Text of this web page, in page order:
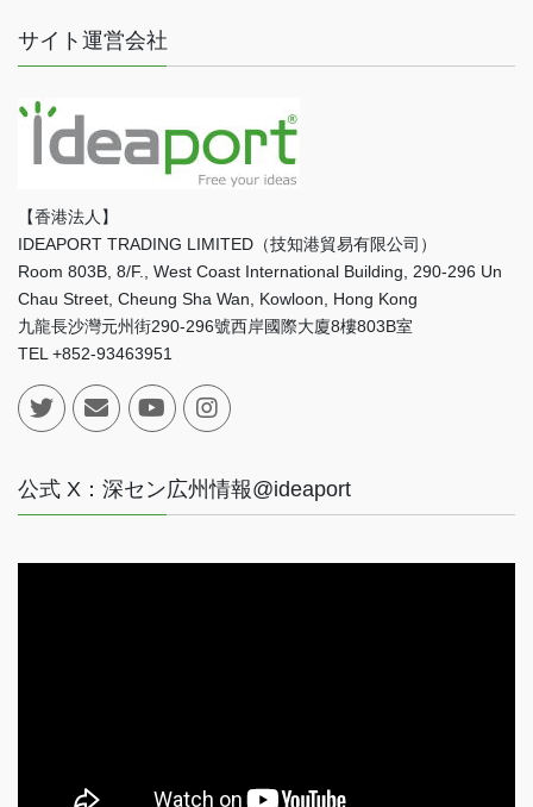
サイト運営会社
【香港法人】
IDEAPORT TRADING LIMITED（技知港貿易有限公司）
Room 803B, 8/F., West Coast International Building, 290-296 Un
Chau Street, Cheung Sha Wan, Kowloon, Hong Kong
九龍長沙灣元州街290-296號西岸國際大廈8樓803B室
TEL +852-93463951
公式 X：深セン広州情報@ideaport